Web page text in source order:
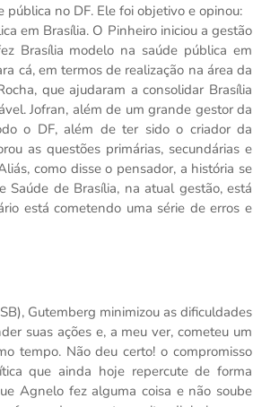
no DF. Ele foi objetivo e opinou:
em Brasília. O Pinheiro iniciou a gestão
Brasília modelo na saúde pública em
cá, em termos de realização na área da
que ajudaram a consolidar Brasília
Jofran, além de um grande gestor da
o DF, além de ter sido o criador da
as questões primárias, secundárias e
como disse o pensador, a história se
de Brasília, na atual gestão, está
está cometendo uma série de erros e
Gutemberg minimizou as dificuldades
suas ações e, a meu ver, cometeu um
tempo. Não deu certo! o compromisso
que ainda hoje repercute de forma
Agnelo fez alguma coisa e não soube